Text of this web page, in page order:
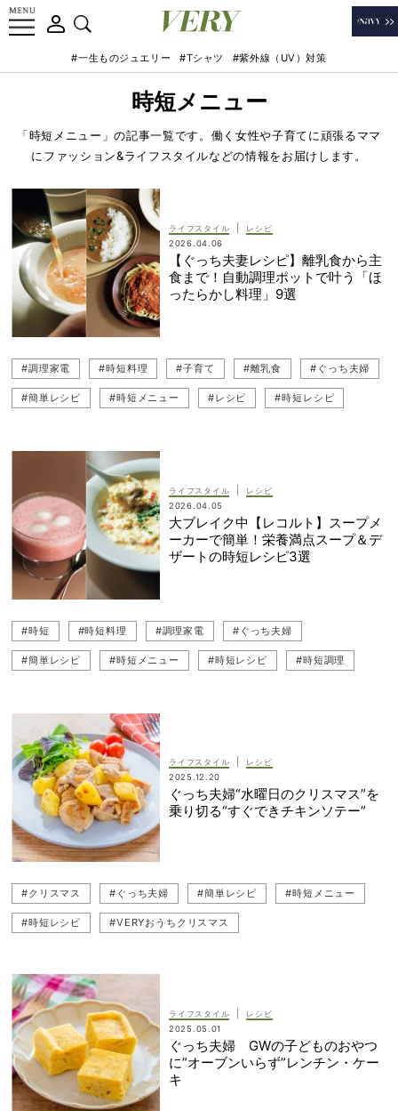
#一生ものジュエリー #Tシャツ #紫外線（UV）対策
時短メニュー
「時短メニュー」の記事一覧です。働く女性や子育てに頑張るママ
にファッション&ライフスタイルなどの情報をお届けします。
ライフスタイル
レシピ
2026.04.06
【ぐっち夫妻レシピ】離乳食から主
食まで！自動調理ポットで叶う「ほ
ったらかし料理」9選
#調理家電 #時短料理 #子育て #離乳食 #ぐっち夫婦
#簡単レシピ #時短メニュー #レシピ #時短レシピ
ライフスタイル
レシピ
2026.04.05
大ブレイク中【レコルト】スープメ
ーカーで簡単！栄養満点スープ＆デ
ザートの時短レシピ3選
#時短 #時短料理 #調理家電 #ぐっち夫婦
#簡単レシピ #時短メニュー #時短レシピ #時短調理
ライフスタイル
レシピ
2025.12.20
ぐっち夫婦“水曜日のクリスマス”を
乗り切る“すぐできチキンソテー”
#クリスマス #ぐっち夫婦 #簡単レシピ #時短メニュー
#時短レシピ #VERYおうちクリスマス
ライフスタイル
レシピ
2025.05.01
ぐっち夫婦 GWの子どものおやつ
に”オーブンいらず”レンチン・ケー
キ